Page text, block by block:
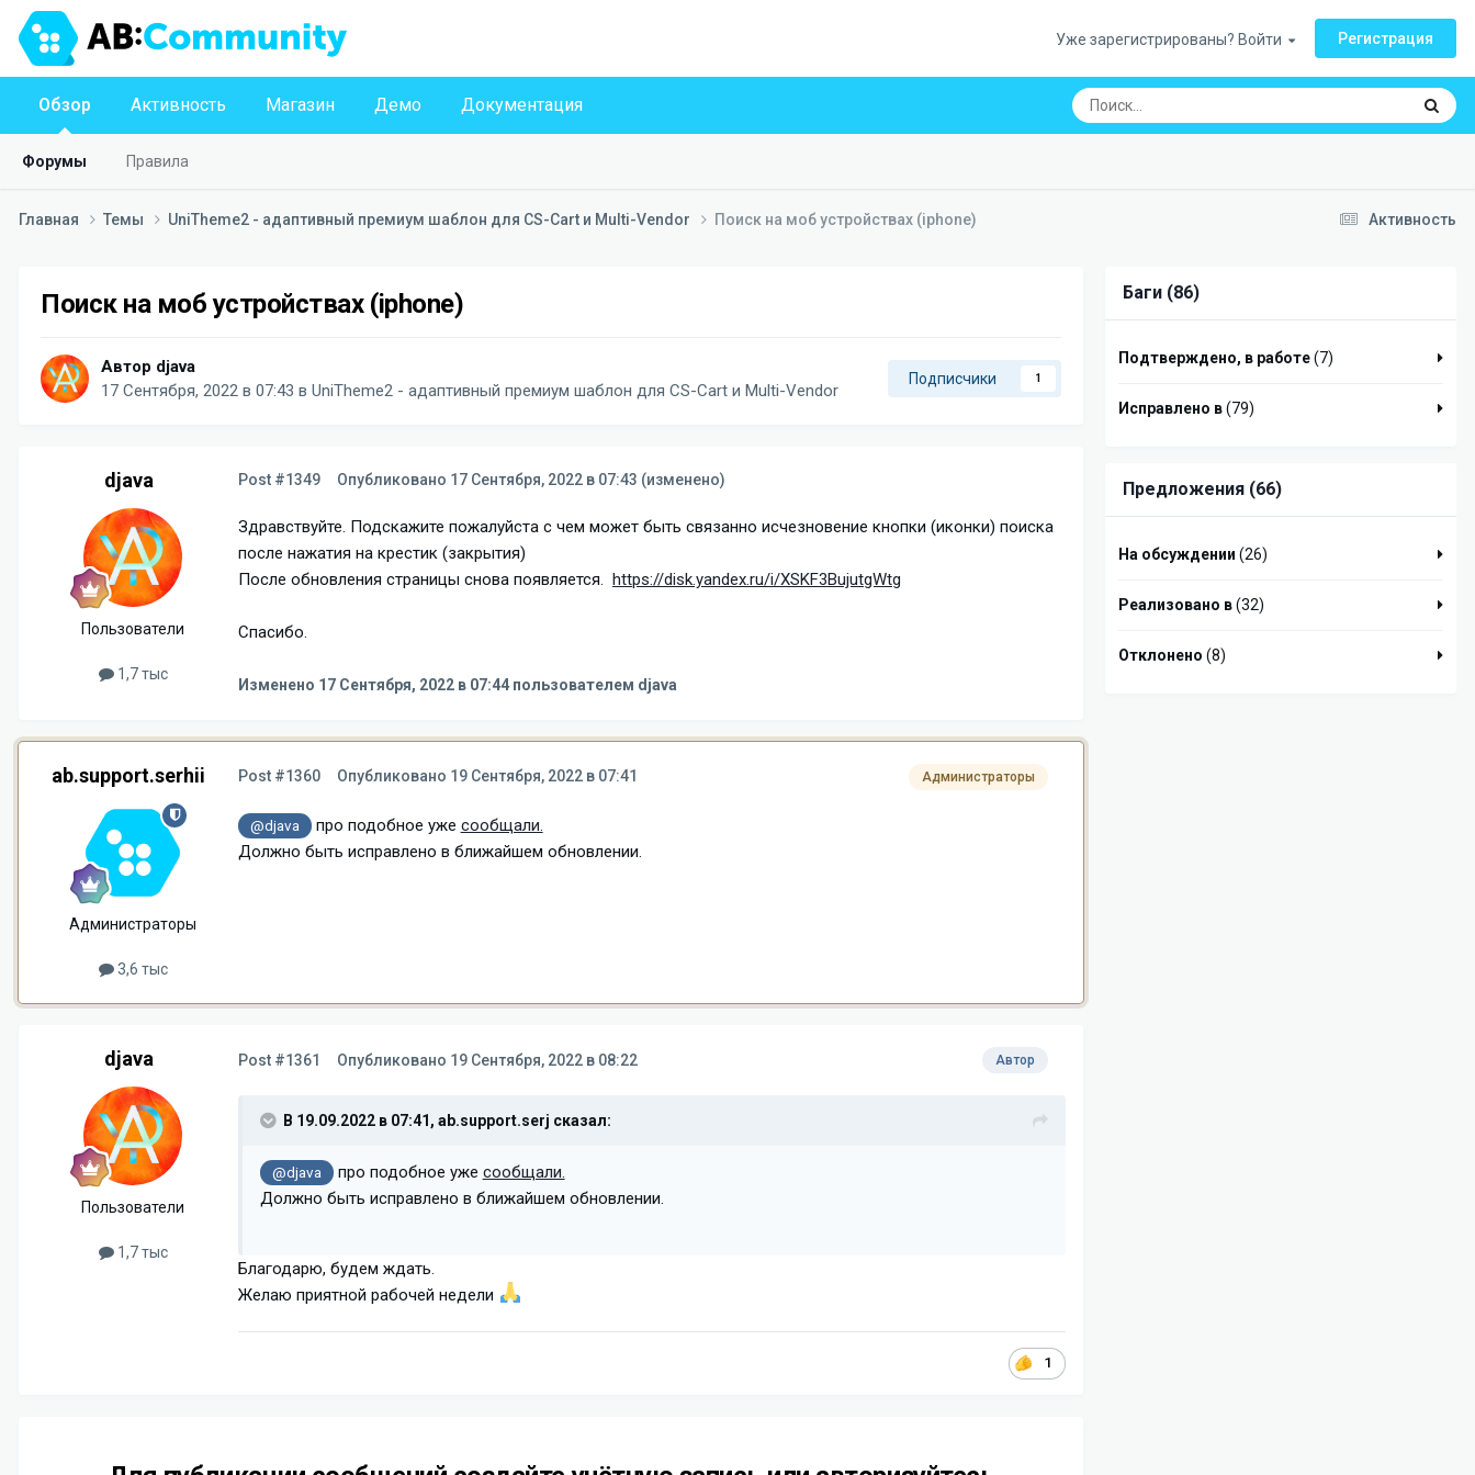
Уже зарегистрированы? Войти Регистрация
Обзор
Форумы Правила
Активность Магазин Демо Документация
Активность
Главная Темы UniTheme2 - адаптивный премиум шаблон для CS-Cart и Multi-Vendor Поиск на моб устройствах (iphone)
Поиск на моб устройствах (iphone)
Автор djava
17 Сентября, 2022 в 07:43 в UniTheme2 - адаптивный премиум шаблон для CS-Cart и Multi-Vendor
Подписчики 1
djava
Пользователи
1,7 тыс
Post #1349 Опубликовано 17 Сентября, 2022 в 07:43 (изменено)
Здравствуйте. Подскажите пожалуйста с чем может быть связанно исчезновение кнопки (иконки) поиска
после нажатия на крестик (закрытия)
После обновления страницы снова появляется. https://disk.yandex.ru/i/XSKF3BujutgWtg
Спасибо.
Изменено 17 Сентября, 2022 в 07:44 пользователем djava
ab.support.serhii
Администраторы
3,6 тыс
Администраторы
Post #1360 Опубликовано 19 Сентября, 2022 в 07:41
@djava про подобное уже сообщали.
Должно быть исправлено в ближайшем обновлении.
djava
Пользователи
1,7 тыс
Автор
Post #1361 Опубликовано 19 Сентября, 2022 в 08:22
В 19.09.2022 в 07:41, ab.support.serj сказал:
@djava про подобное уже сообщали.
Должно быть исправлено в ближайшем обновлении.
Благодарю, будем ждать.
Желаю приятной рабочей недели
1
Баги (86)
Подтверждено, в работе(7)
Исправлено в(79)
Предложения (66)
На обсуждении (26)
Реализовано в(32)
Отклонено (8)